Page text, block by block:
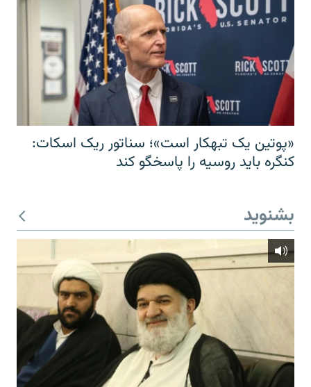
«پوتین یک تبهکار است»؛ سناتور ریک اسکات:
کنگره باید روسیه را پاسخگو کند
بشنوید